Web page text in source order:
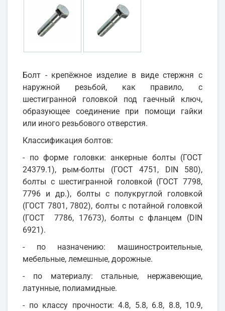
Болт - крепёжное изделие в виде стержня с
наружной резьбой, как правило, с
шестигранной головкой под гаечный ключ,
образующее соединение при помощи гайки
или иного резьбового отверстия.
Классификация болтов:
- по форме головки: анкерные болты (ГОСТ
24379.1), рым-болты (ГОСТ 4751, DIN 580),
болты с шестигранной головкой (ГОСТ 7798,
7796 и др.), болты с полукруглой головкой
(ГОСТ 7801, 7802), болты с потайной головкой
(ГОСТ 7786, 17673), болты с фланцем (DIN
6921).
- по назначению: машиностроительные,
мебельные, лемешные, дорожные.
- по материалу: стальные, нержавеющие,
латунные, полиамидные.
- по классу прочности: 4.8, 5.8, 6.8, 8.8, 10.9,